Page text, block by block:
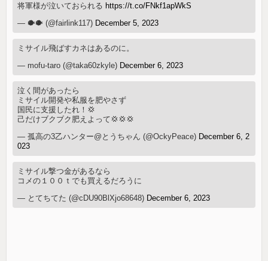
将軍様が泣いておられる https://t.co/FNkf1apWkS
— 🐡🐡 (@fairlink117) December 5, 2023
ミサイル飛ばすカネはあるのに。
— mofu-taro (@taka60zkyle) December 6, 2023
泣く間があったら
ミサイル開発や私服を肥やさず
国民に支援したれ！💢
己だけブクブク肥えよって💢💢💢
— 孤高の3乙ハンター@とうちゃん (@OckyPeace) December 6, 2
023
ミサイル撃つ金があるなら
コメの１００ｔでも買えるだろうに
— とてちてた (@cDU90BlXjo68648) December 6, 2023